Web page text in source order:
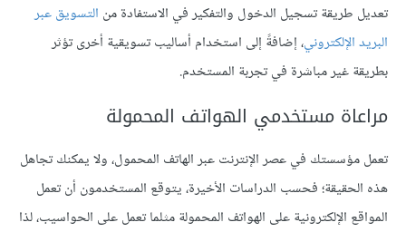
تعديل طريقة تسجيل الدخول والتفكير في الاستفادة من التسويق عبر
البريد الإلكتروني، إضافةً إلى استخدام أساليب تسويقية أخرى تؤثر
بطريقة غير مباشرة في تجربة المستخدم.
مراعاة مستخدمي الهواتف المحمولة
تعمل مؤسستك في عصر الإنترنت عبر الهاتف المحمول، ولا يمكنك تجاهل
هذه الحقيقة؛ فحسب الدراسات الأخيرة، يتوقع المستخدمون أن تعمل
المواقع الإلكترونية على الهواتف المحمولة مثلما تعمل على الحواسيب، لذا